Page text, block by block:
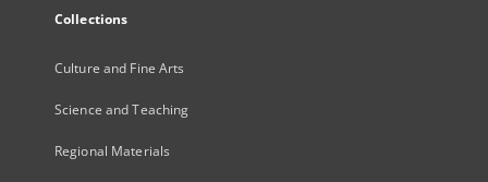
Collections
Culture and Fine Arts
Science and Teaching
Regional Materials